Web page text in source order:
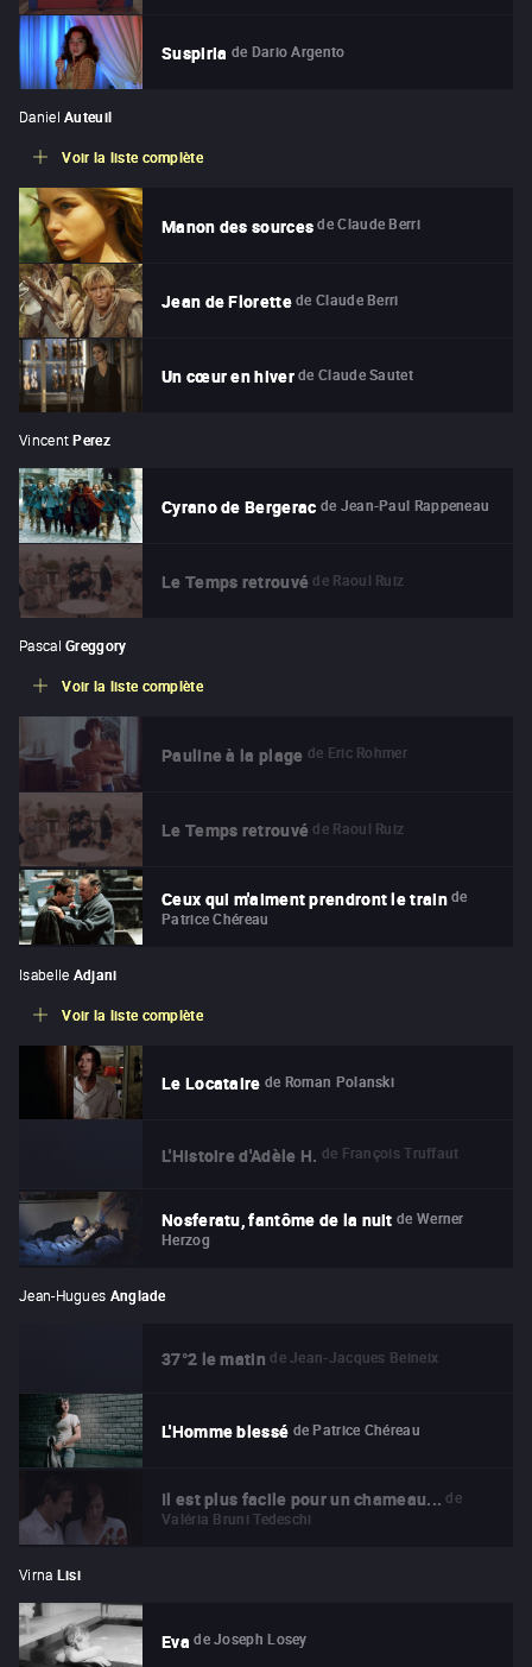
Suspiria de Dario Argento
Daniel Auteuil
Voir la liste complète
Manon des sources de Claude Berri
Jean de Florette de Claude Berri
Un cœur en hiver de Claude Sautet
Vincent Perez
Cyrano de Bergerac de Jean-Paul Rappeneau
Le Temps retrouvé de Raoul Ruiz
Pascal Greggory
Voir la liste complète
Pauline à la plage de Eric Rohmer
Le Temps retrouvé de Raoul Ruiz
Ceux qui m'aiment prendront le train de
Patrice Chéreau
Isabelle Adjani
Voir la liste complète
Le Locataire de Roman Polanski
L'Histoire d'Adèle H. de François Truffaut
Nosferatu, fantôme de la nuit de Werner
Herzog
Jean-Hugues Anglade
37°2 le matin de Jean-Jacques Beineix
L'Homme blessé de Patrice Chéreau
Il est plus facile pour un chameau... de
Valéria Bruni Tedeschi
Virna Lisi
Eva de Joseph Losey